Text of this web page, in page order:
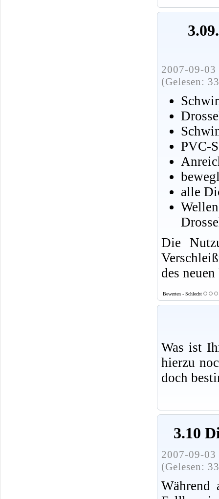
2007-09-
(Gelesen:
PVC-
alle
Die
des
Bewerten - Schlecht
Was ist
hierzu
doch
3.10
2007-09-
(Gelesen:
Während